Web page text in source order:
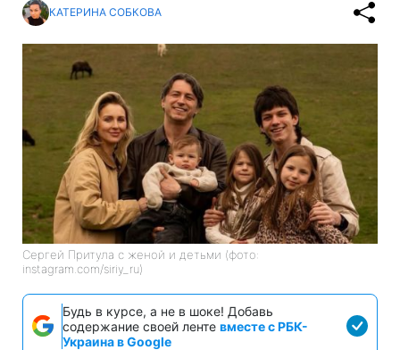
КАТЕРИНА СОБКОВА
Сергей Притула с женой и детьми (фото:
instagram.com/siriy_ru)
Будь в курсе, а не в шоке! Добавь
содержание своей ленте вместе с РБК-
Украина в Google